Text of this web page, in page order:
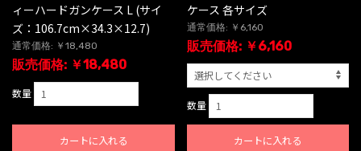
ィーハードガンケース L (サイ
ズ：106.7cm×34.3×12.7)
通常価格: ￥18,480
販売価格: ￥18,480
数量
カートに入れる
ケース 各サイズ
通常価格: ￥6,160
販売価格: ￥6,160
数量
カートに入れる